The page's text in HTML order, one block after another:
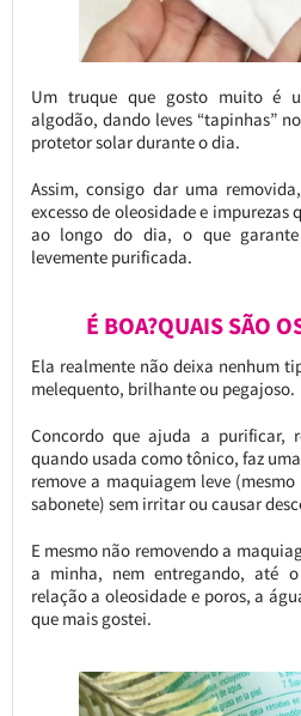
Um truque que gosto muito é
algodão, dando leves “tapinhas”
protetor solar durante o dia.
Assim, consigo dar uma
excesso de oleosidade e impurezas
ao longo do dia, o que
levemente purificada.
É BOA?QUAIS SÃO
Ela realmente não deixa nenhum
melequento, brilhante ou pegajoso.
Concordo que ajuda a purificar,
quando usada como tônico, faz
remove a maquiagem leve
sabonete) sem irritar ou causar
E mesmo não removendo a
a minha, nem entregando, até
relação a oleosidade e poros, a
que mais gostei.